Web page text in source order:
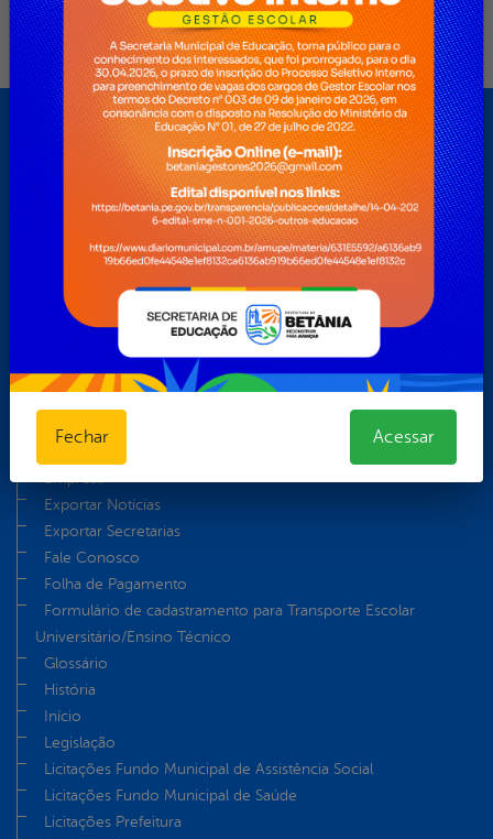
Mapa do Site
A Prefeitura
API Dados
Cidadão
Contracheque
Contratos
Dados Abertos
Dados Geográficos
e-SIC Físico
Elaboração da Lei de Diretrizes Orçamentárias (LDO) do
Empresa
Exportar Notícias
Exportar Secretarias
Fale Conosco
Folha de Pagamento
Formulário de cadastramento para Transporte Escolar
Universitário/Ensino Técnico
Glossário
História
Início
Legislação
Licitações Fundo Municipal de Assistência Social
Licitações Fundo Municipal de Saúde
Licitações Prefeitura
Fechar Acessar